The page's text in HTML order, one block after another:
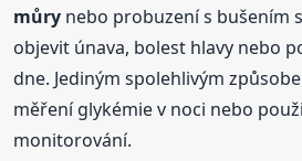
můry nebo probuzení s bušením
objevit únava, bolest hlavy nebo
dne. Jediným spolehlivým
měření glykémie v noci nebo
monitorování.